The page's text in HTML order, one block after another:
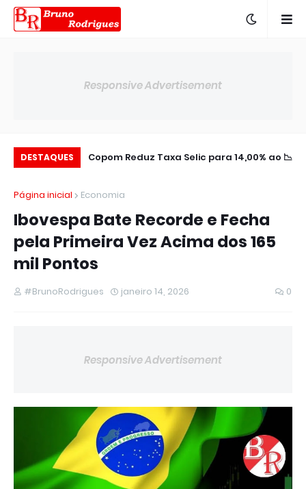
Responsive Advertisement
DESTAQUES
📉 Copom Reduz Taxa Selic para 14,00% ao
🌎 BTG Pactual Amplia Presença na
Negativo no
Página inicial
Economia
Ibovespa Bate Recorde e Fecha
pela Primeira Vez Acima dos 165
mil Pontos
#BrunoRodrigues janeiro 14, 2026 0
Responsive Advertisement